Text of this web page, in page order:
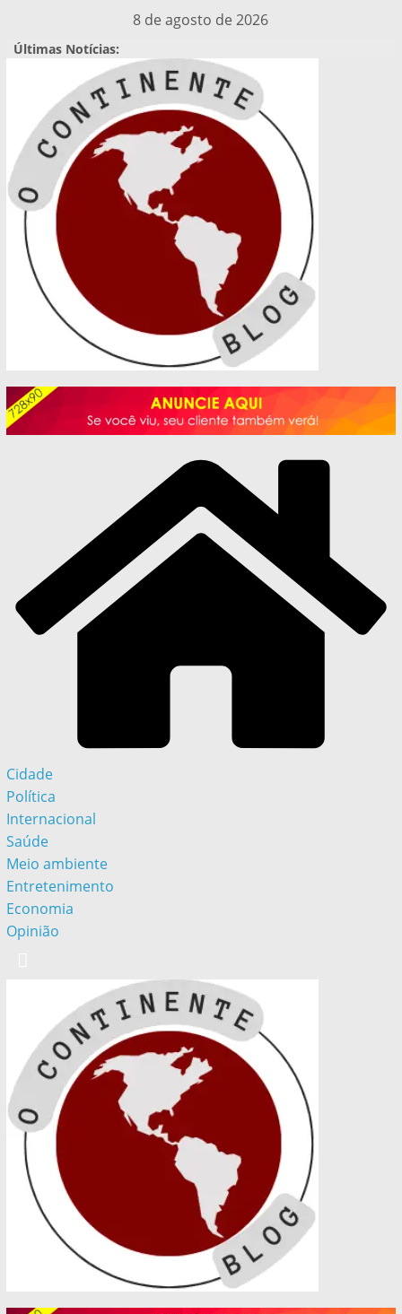
para
8 de agosto de 2026
Últimas Notícias:
Cidade
Política
Internacional
Saúde
Meio ambiente
Entretenimento
Economia
Opinião